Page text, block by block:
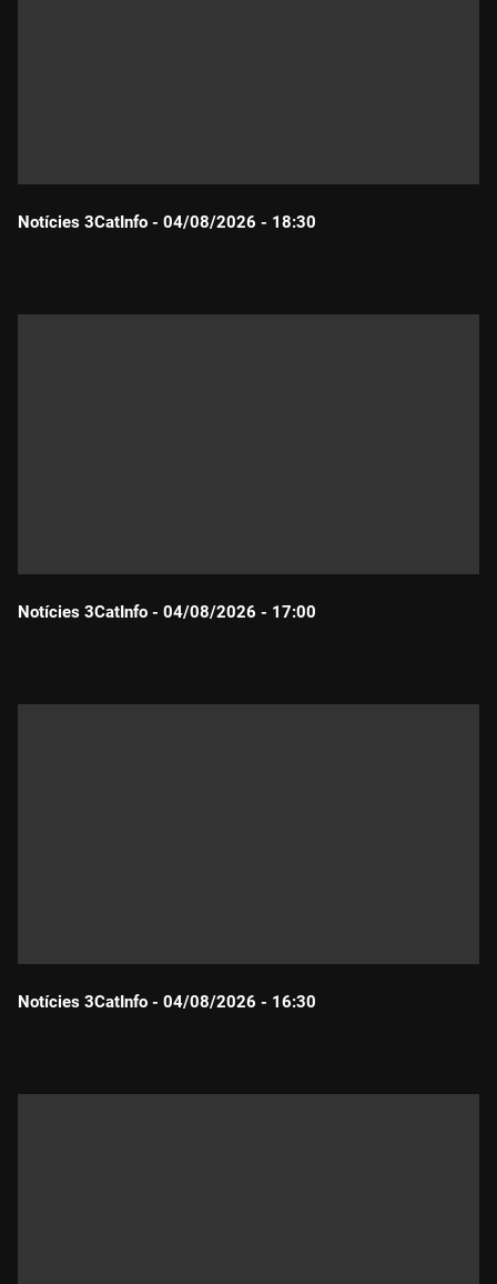
Notícies 3CatInfo - 04/08/2026 - 18:30
Notícies 3CatInfo - 04/08/2026 - 17:00
Notícies 3CatInfo - 04/08/2026 - 16:30